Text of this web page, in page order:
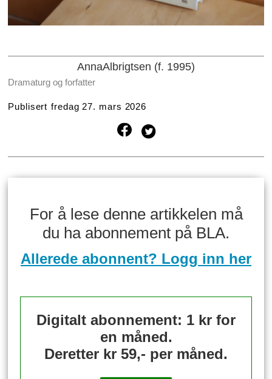
AnnaAlbrigtsen (f. 1995)
Dramaturg og forfatter
Publisert fredag 27. mars 2026
For å lese denne artikkelen må
du ha abonnement på BLA.
Allerede abonnent? Logg inn her
Digitalt abonnement: 1 kr for
en måned.
Deretter kr 59,- per måned.